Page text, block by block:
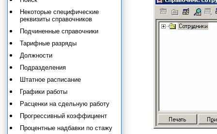
Некоторые специфические
реквизиты справочников
Подчиненные справочники
Тарифные разряды
Должности
Подразделения
Штатное расписание
Графики работы
Расценки на сдельную работу
Прогрессивный коэффициент
Процентные надбавки по стажу